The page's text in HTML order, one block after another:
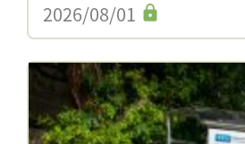
2026/08/01